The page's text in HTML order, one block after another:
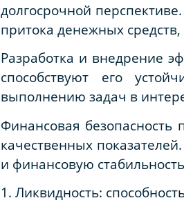
долгосрочной
притока денежных
Разработка и внедрение
способствуют его
выполнению задач в
Финансовая
качественных
и финансовую
1. Ликвидность: